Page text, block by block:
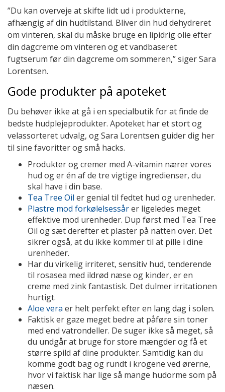
”Du kan overveje at skifte lidt ud i produkterne,
afhængig af din hudtilstand. Bliver din hud dehydreret
om vinteren, skal du måske bruge en lipidrig olie efter
din dagcreme om vinteren og et vandbaseret
fugtserum før din dagcreme om sommeren,” siger Sara
Lorentsen.
Gode produkter på apoteket
Du behøver ikke at gå i en specialbutik for at finde de
bedste hudplejeprodukter. Apoteket har et stort og
velassorteret udvalg, og Sara Lorentsen guider dig her
til sine favoritter og små hacks.
Produkter og cremer med A-vitamin nærer vores
hud og er én af de tre vigtige ingredienser, du
skal have i din base.
Tea Tree Oil er genial til fedtet hud og urenheder.
Plastre mod forkølelsessårer ligeledes meget
effektive mod urenheder. Dup først med Tea Tree
Oil og sæt derefter et plaster på natten over. Det
sikrer også, at du ikke kommer til at pille i dine
urenheder.
Har du virkelig irriteret, sensitiv hud, tenderende
til rosasea med ildrød næse og kinder, er en
creme med zink fantastisk. Det dulmer irritationen
hurtigt.
Aloe vera er helt perfekt efter en lang dag i solen.
Faktisk er gaze meget bedre at påføre sin toner
med end vatrondeller. De suger ikke så meget, så
du undgår at bruge for store mængder og få et
større spild af dine produkter. Samtidig kan du
komme godt bag og rundt i krogene ved ørerne,
hvor vi faktisk har lige så mange hudorme som på
næsen.